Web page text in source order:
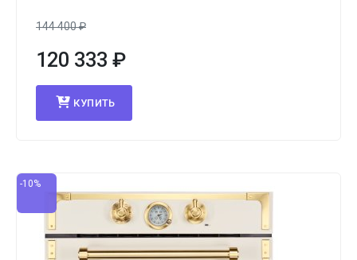
144 400₽
120 333 ₽
КУПИТЬ
-10%